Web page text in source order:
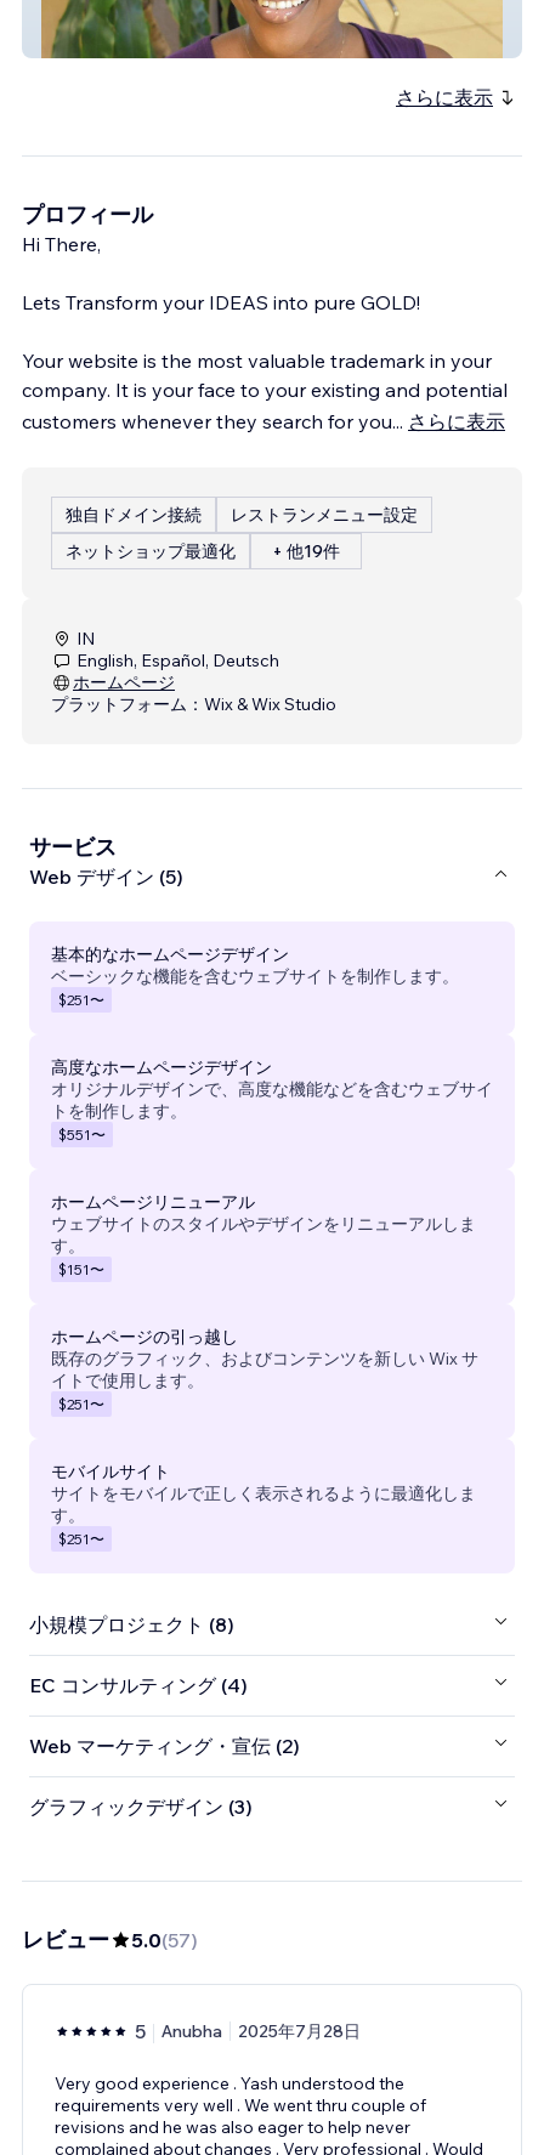
Respected Womb IIC
さらに表示
プロフィール
Hi There,
Lets Transform your IDEAS into pure GOLD!
Your website is the most valuable trademark in your
company. It is your face to your existing and potential
customers whenever they search for you... さらに表示
独自ドメイン接続
レストランメニュー設定
ネットショップ最適化
+ 他19件
IN
English, Español, Deutsch
ホームページ
プラットフォーム： Wix & Wix Studio
サービス
Web デザイン (5)
基本的なホームページデザイン
ベーシックな機能を含むウェブサイトを制作します。
$251〜
高度なホームページデザイン
オリジナルデザインで、高度な機能などを含むウェブサイ
トを制作します。
$551〜
ホームページリニューアル
ウェブサイトのスタイルやデザインをリニューアルしま
す。
$151〜
ホームページの引っ越し
既存のグラフィック、およびコンテンツを新しい Wix サ
イトで使用します。
$251〜
モバイルサイト
サイトをモバイルで正しく表示されるように最適化しま
す。
$251〜
小規模プロジェクト (8)
EC コンサルティング (4)
Web マーケティング・宣伝 (2)
グラフィックデザイン (3)
レビュー 5.0(57)
5 Anubha 2025年7月28日
Very good experience . Yash understood the
requirements very well . We went thru couple of
revisions and he was also eager to help never
complained about changes . Very professional . Would